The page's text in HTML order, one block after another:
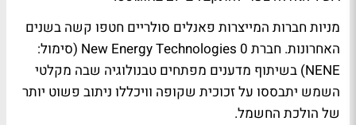
מניות חברות המייצרות פאנלים סולריים חטפו קשה בשנים
האחרונות. חברת New Energy Technologies 0 (סימול:
NENE) בשיתוף מדענים מפתחים טבנולוגיה שבה מקלטי
השמש יתבססו על זכוכית שקופה וויכללו ניתוב פשוט יותר
של הולכת החשמל.